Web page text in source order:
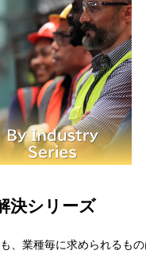
決シリーズ
、業種毎に求められるも